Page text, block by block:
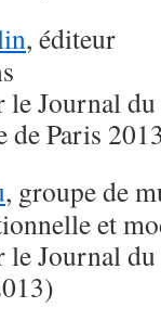
, éditeur
Journal du
de Paris
, groupe de
et
Journal du